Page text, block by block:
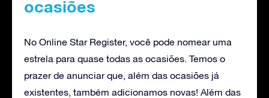
ocasiões
No Online Star Register, você pode nomear uma
estrela para quase todas as ocasiões. Temos o
prazer de anunciar que, além das ocasiões já
existentes, também adicionamos novas! Além das